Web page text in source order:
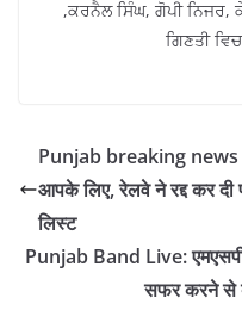
,ਕਰਨੈਲ ਸਿੰਘ, ਗੋਪੀ ਨਿਜਰ,
ਗਿਣਤੀ
Punjab breaking news
आपके लिए, रेलवे ने रद्द कर
लिस्ट
Punjab Band Live:
सफर करने से